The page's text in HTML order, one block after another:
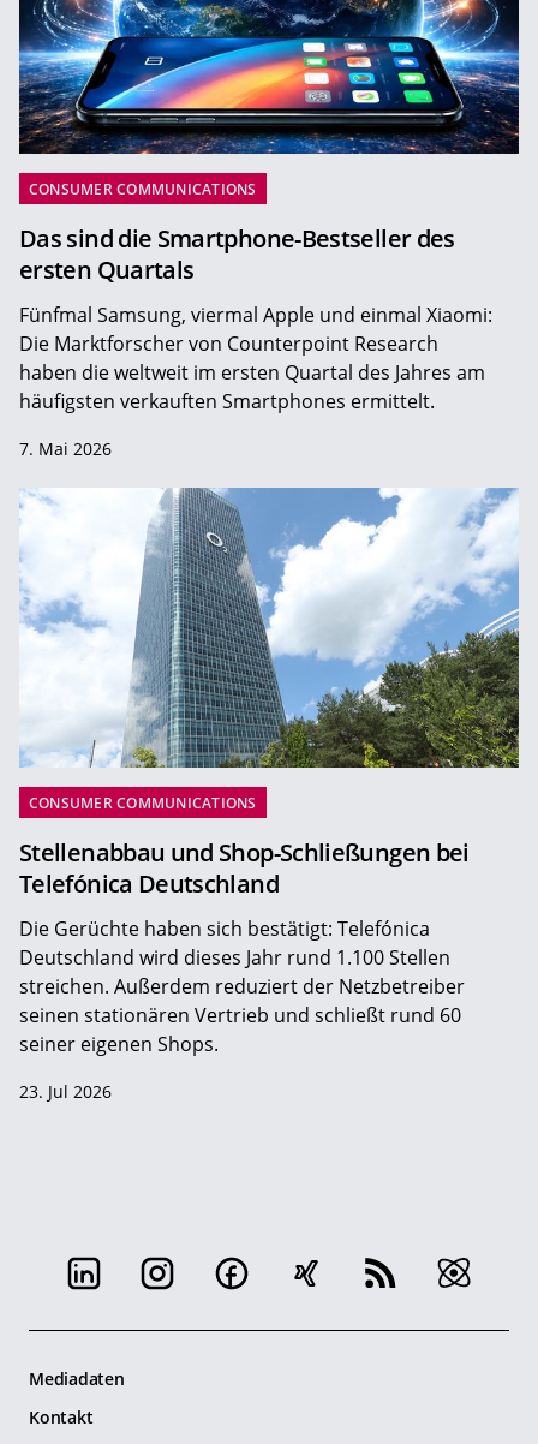
CONSUMER COMMUNICATIONS
Das sind die Smartphone-Bestseller des
ersten Quartals
Fünfmal Samsung, viermal Apple und einmal Xiaomi:
Die Marktforscher von Counterpoint Research
haben die weltweit im ersten Quartal des Jahres am
häufigsten verkauften Smartphones ermittelt.
7. Mai 2026
CONSUMER COMMUNICATIONS
Stellenabbau und Shop-Schließungen bei
Telefónica Deutschland
Die Gerüchte haben sich bestätigt: Telefónica
Deutschland wird dieses Jahr rund 1.100 Stellen
streichen. Außerdem reduziert der Netzbetreiber
seinen stationären Vertrieb und schließt rund 60
seiner eigenen Shops.
23. Jul 2026
Mediadaten
Kontakt